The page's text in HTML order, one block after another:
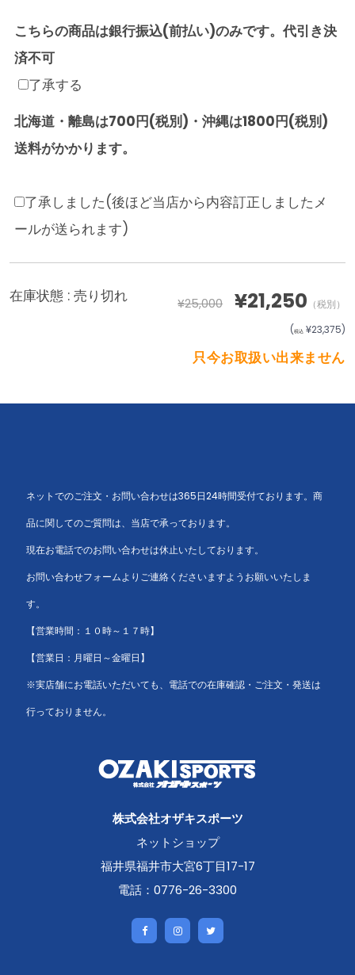
こちらの商品は銀行振込(前払い)のみです。代引き決
済不可
了承する
北海道・離島は700円(税別)・沖縄は1800円(税別)
送料がかかります。
了承しました(後ほど当店から内容訂正しましたメ
ールが送られます)
在庫状態 :売り切れ ¥25,000 ¥21,250 （税別）
(税込 ¥23,375)
只今お取扱い出来ません
ネットでのご注文・お問い合わせは365日24時間受付ております。商
品に関してのご質問は、当店で承っております。
現在お電話でのお問い合わせは休止いたしております。
お問い合わせフォームよりご連絡くださいますようお願いいたしま
す。
【営業時間：１０時～１７時】
【営業日：月曜日～金曜日】
※実店舗にお電話いただいても、電話での在庫確認・ご注文・発送は
行っておりません。
株式会社オザキスポーツ
ネットショップ
福井県福井市大宮6丁目17-17
電話：0776-26-3300